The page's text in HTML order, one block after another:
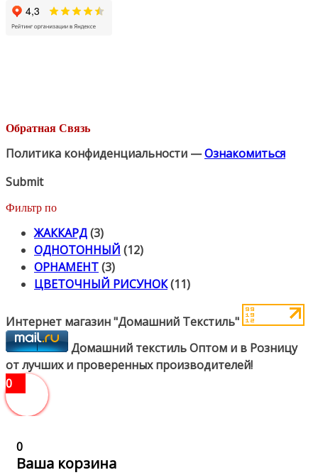
Обратная Связь
Политика конфиденциальности —Ознакомиться
Submit
Фильтр по
ЖАККАРД(3)
ОДНОТОННЫЙ (12)
ОРНАМЕНТ(3)
ЦВЕТОЧНЫЙ РИСУНОК(11)
Интернет магазин "Домашний Текстиль"
Домашний текстиль Оптом и в Розницу
от лучших и проверенных производителей!
0
0
Ваша корзина